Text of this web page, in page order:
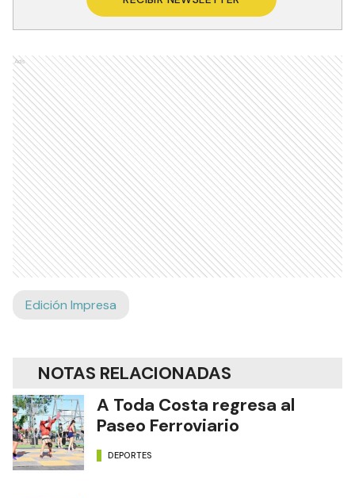
Ads
Edición Impresa
NOTAS RELACIONADAS
A Toda Costa regresa al
Paseo Ferroviario
DEPORTES